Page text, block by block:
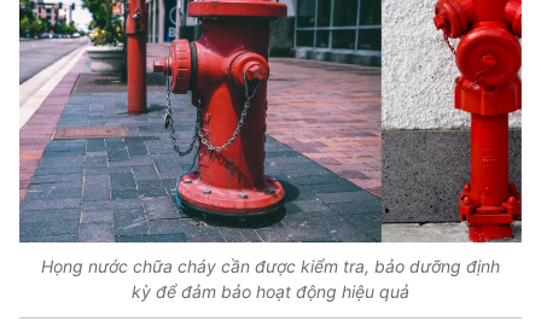
Họng nước chữa cháy cần được kiểm tra, bảo dưỡng định
kỳ để đảm bảo hoạt động hiệu quả